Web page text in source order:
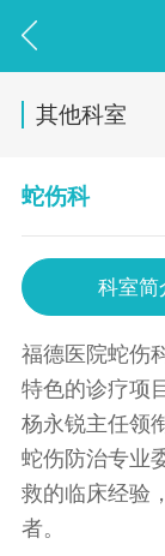
其他科室
蛇伤科
科室简
福德医院蛇伤
特色的诊疗项
杨永锐主任领
蛇伤防治专业
救的临床经验
者。